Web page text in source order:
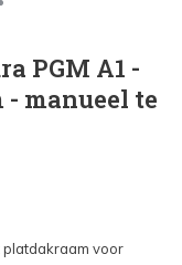
PGM A1 -
manueel te
platdakraam voor